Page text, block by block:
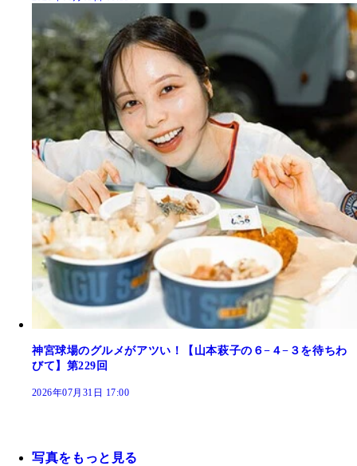
神宮球場のグルメがアツい！【山本萩子の６−４−３を待ちわ
びて】第229回
2026年07月31日 17:00
写真をもっと見る